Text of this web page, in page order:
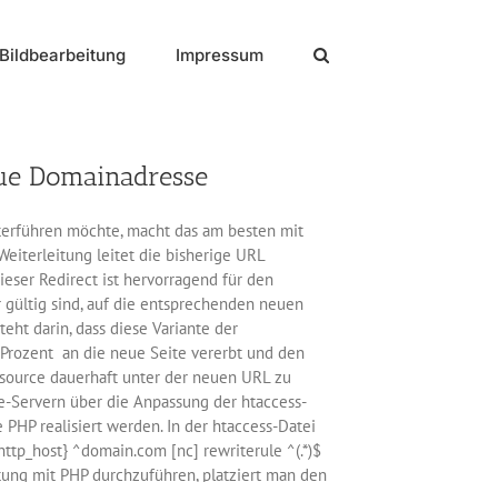
Bildbearbeitung Impressum
Domainadresse
möchte, macht das am besten mit
leitet die bisherige URL
Redirect ist hervorragend für den
sind, auf die entsprechenden neuen
darin, dass diese Variante der
an die neue Seite vererbt und den
dauerhaft unter der neuen URL zu
über die Anpassung der htaccess-
realisiert werden. In der htaccess-Datei
^domain.com [nc] rewriterule ^(.*)$
mit PHP durchzuführen, platziert man den